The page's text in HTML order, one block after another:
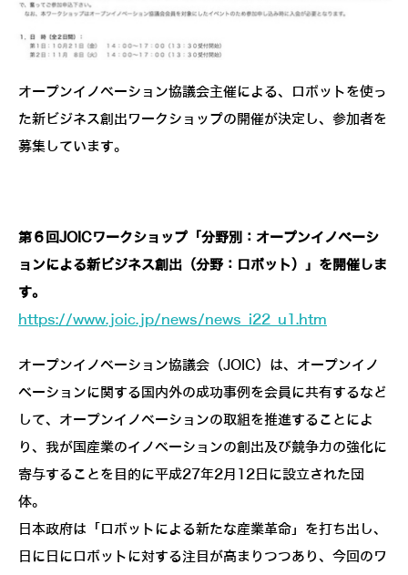
オープンイノベーション協議会主催による、ロボットを使っ
た新ビジネス創出ワークショップの開催が決定し、参加者を
募集しています。
第６回JOICワークショップ「分野別：オープンイノベーシ
ョンによる新ビジネス創出（分野：ロボット）」を開催しま
す。
https://www.joic.jp/news/news_i22_u1.htm
オープンイノベーション協議会（JOIC）は、オープンイノ
ベーションに関する国内外の成功事例を会員に共有するなど
して、オープンイノベーションの取組を推進することによ
り、我が国産業のイノベーションの創出及び競争力の強化に
寄与することを目的に平成27年2月12日に設立された団
体。
日本政府は「ロボットによる新たな産業革命」を打ち出し、
日に日にロボットに対する注目が高まりつつあり、今回のワ